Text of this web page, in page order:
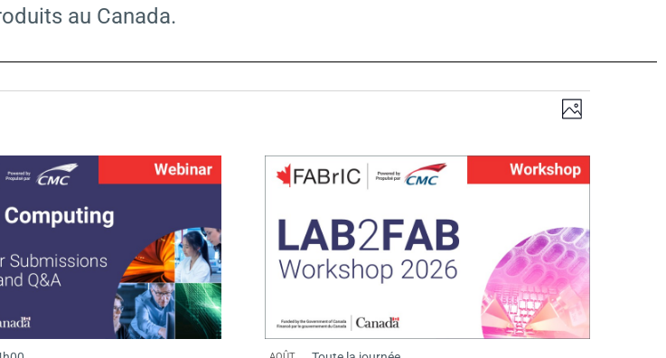
au Canada.
N
a
v
i
g
N
a
v
i
g
a
t
P
o
t